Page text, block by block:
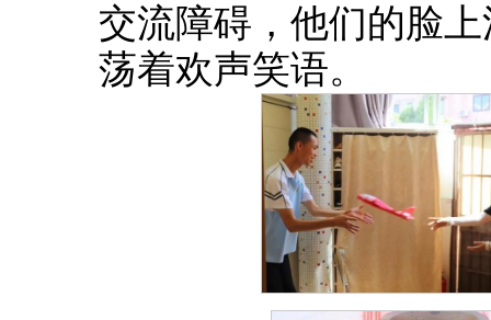
交流障碍，他们的脸
荡着欢声笑语。